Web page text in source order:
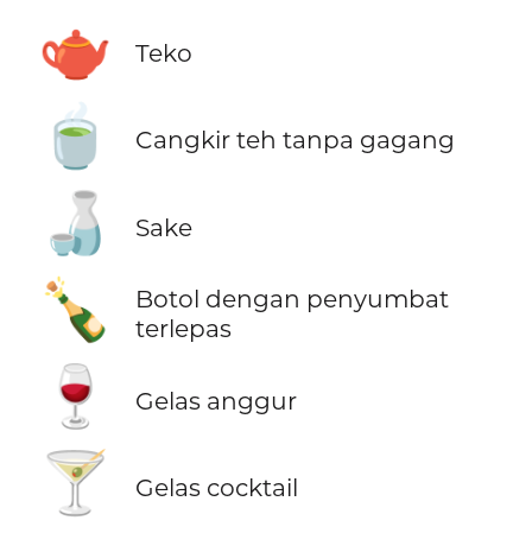
🫖 Teko
🍵 Cangkir teh tanpa gagang
🍶 Sake
🍾
Botol dengan penyumbat
terlepas
🍷 Gelas anggur
🍸 Gelas cocktail